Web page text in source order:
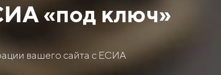
«под ключ»
вашего сайта с ЕСИА